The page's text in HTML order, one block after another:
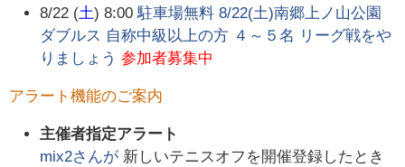
8/22 (土) 8:00 駐車場無料 8/22(土)南郷上ノ山公園
ダブルス 自称中級以上の方 ４～５名 リーグ戦をや
りましょう 参加者募集中
アラート機能のご案内
主催者指定アラート
mix2さんが 新しいテニスオフを開催登録したとき